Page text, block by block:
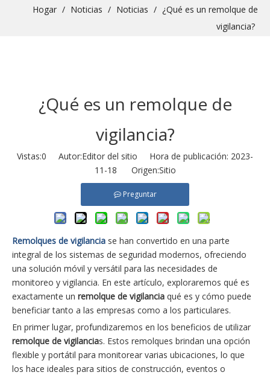
Hogar / Noticias / Noticias / ¿Qué es un remolque de
vigilancia?
¿Qué es un remolque de
vigilancia?
Vistas:0 Autor:Editor del sitio Hora de publicación: 2023-
11-18 Origen:Sitio
Preguntar
Remolques de vigilancia se han convertido en una parte
integral de los sistemas de seguridad modernos, ofreciendo
una solución móvil y versátil para las necesidades de
monitoreo y vigilancia. En este artículo, exploraremos qué es
exactamente un remolque de vigilancia qué es y cómo puede
beneficiar tanto a las empresas como a los particulares.
En primer lugar, profundizaremos en los beneficios de utilizar
remolque de vigilancias. Estos remolques brindan una opción
flexible y portátil para monitorear varias ubicaciones, lo que
los hace ideales para sitios de construcción, eventos o